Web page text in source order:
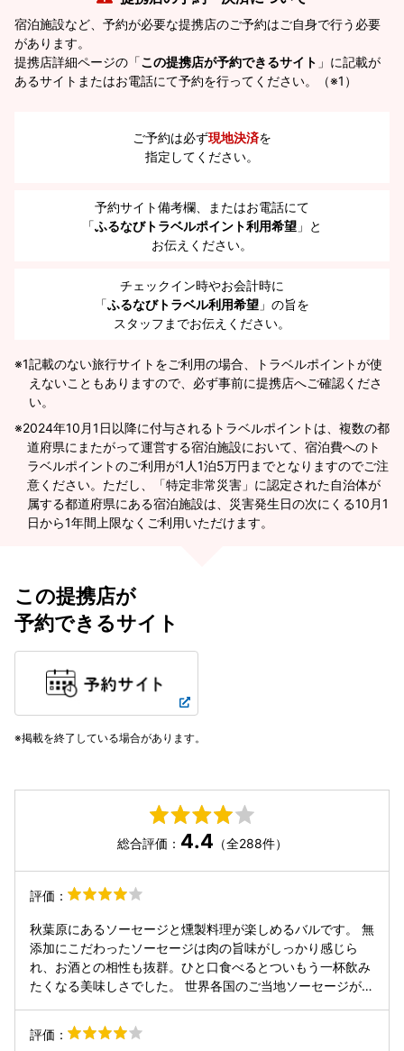
宿泊施設など、予約が必要な提携店のご予約はご自身で行う必要
があります。
提携店詳細ページの「この提携店が予約できるサイト 」に記載が
あるサイトまたはお電話にて予約を行ってください。（※1）
ご予約は必ず現地決済を
指定してください。
予約サイト備考欄、またはお電話にて
「ふるなびトラベルポイント利用希望 」と
お伝えください。
チェックイン時やお会計時に
「ふるなびトラベル利用希望 」の旨を
スタッフまでお伝えください。
※1記載のない旅行サイトをご利用の場合、トラベルポイントが使
えないこともありますので、必ず事前に提携店へご確認くださ
い。
2024年10月1日以降に付与されるトラベルポイントは、複数の都
道府県にまたがって運営する宿泊施設において、宿泊費へのト
ラベルポイントのご利用が1人1泊5万円までとなりますのでご注
意ください。ただし、「特定非常災害」に認定された自治体が
属する都道府県にある宿泊施設は、災害発生日の次にくる10月1
日から1年間上限なくご利用いただけます。
この提携店が
予約できるサイト
掲載を終了している場合があります。
総合評価： 4.4 （全288件）
評価：
秋葉原にあるソーセージと燻製料理が楽しめるバルです。 無
添加にこだわったソーセージは肉の旨味がしっかり感じら
れ、お酒との相性も抜群。ひと口食べるとついもう一杯飲み
たくなる美味しさでした。 世界各国のご当地ソーセージが揃
いポイントです。 燻製料理も香りが良く、ビールやワインが
進みます。店内の雰囲気も良く、友人との食事やデートにも
評価：